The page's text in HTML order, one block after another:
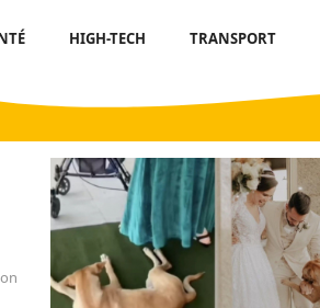
HIGH-TECH TRANSPORT